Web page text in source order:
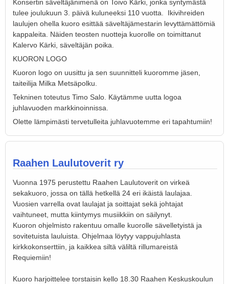
Konsertin säveltäjänimenä on Toivo Kärki, jonka syntymästä
tulee joulukuun 3. päivä kuluneeksi 110 vuotta. Ikivihreiden
laulujen ohella kuoro esittää säveltäjämestarin levyttämättömiä
kappaleita. Näiden teosten nuotteja kuorolle on toimittanut
Kalervo Kärki, säveltäjän poika.
KUORON LOGO
Kuoron logo on uusittu ja sen suunnitteli kuoromme jäsen,
taiteilija Milka Metsäpolku.
Tekninen toteutus Timo Salo. Käytämme uutta logoa
juhlavuoden markkinoinnissa.
Olette lämpimästi tervetulleita juhlavuotemme eri tapahtumiin!
Raahen Laulutoverit ry
Vuonna 1975 perustettu Raahen Laulutoverit on virkeä
sekakuoro, jossa on tällä hetkellä 24 eri ikäistä laulajaa.
Vuosien varrella ovat laulajat ja soittajat sekä johtajat
vaihtuneet, mutta kiintymys musiikkiin on säilynyt.
Kuoron ohjelmisto rakentuu omalle kuorolle sävelletyistä ja
sovitetuista lauluista. Ohjelmaa löytyy vappujuhlasta
kirkkokonserttiin, ja kaikkea siltä väliltä rillumareistä
Requiemiin!
Kuoro harjoittelee torstaisin kello 18.30 Raahen Keskuskoulun